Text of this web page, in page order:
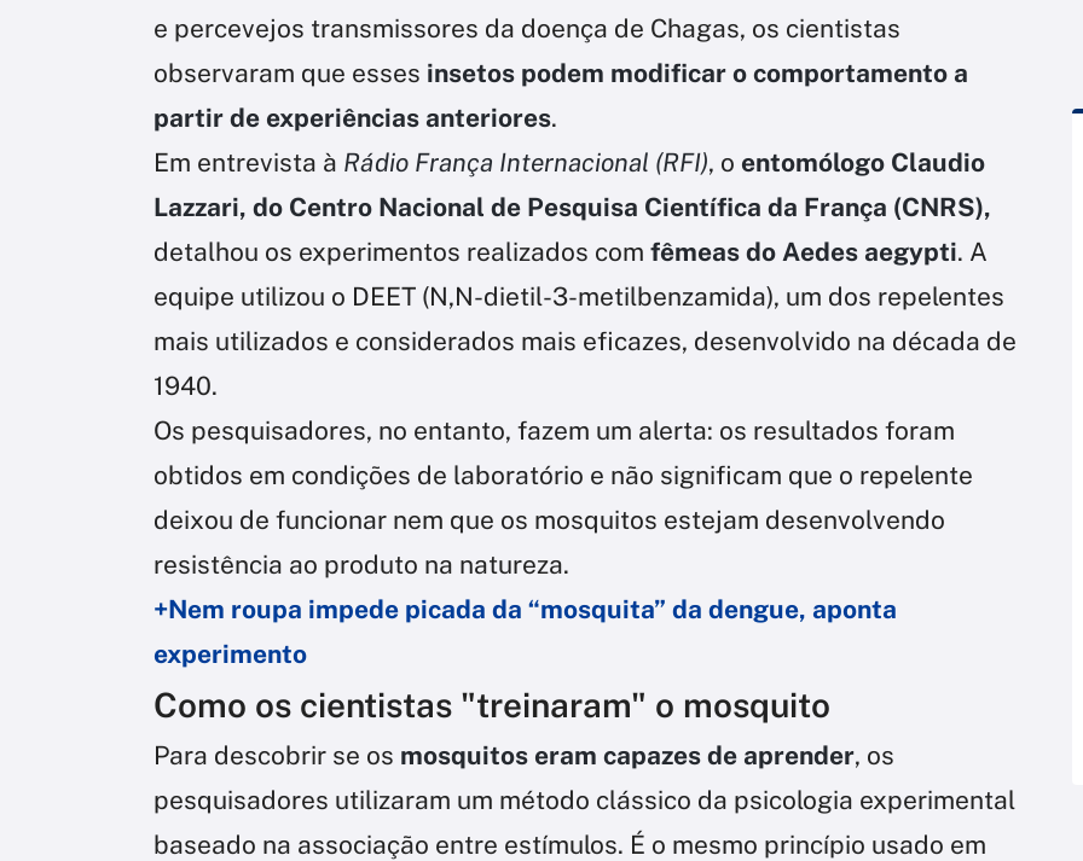
e percevejos transmissores da doença de Chagas, os cientistas
observaram que esses insetos podem modificar o comportamento a
partir de experiências anteriores.
Em entrevista à Rádio França Internacional (RFI), o entomólogo Claudio
Lazzari, do Centro Nacional de Pesquisa Científica da França (CNRS),
detalhou os experimentos realizados com fêmeas do Aedes aegypti. A
equipe utilizou o DEET (N,N-dietil-3-metilbenzamida), um dos repelentes
mais utilizados e considerados mais eficazes, desenvolvido na década de
1940.
Os pesquisadores, no entanto, fazem um alerta: os resultados foram
obtidos em condições de laboratório e não significam que o repelente
deixou de funcionar nem que os mosquitos estejam desenvolvendo
resistência ao produto na natureza.
+Nem roupa impede picada da “mosquita” da dengue, aponta
experimento
Como os cientistas "treinaram" o mosquito
Para descobrir se os mosquitos eram capazes de aprender, os
pesquisadores utilizaram um método clássico da psicologia experimental
baseado na associação entre estímulos. É o mesmo princípio usado em